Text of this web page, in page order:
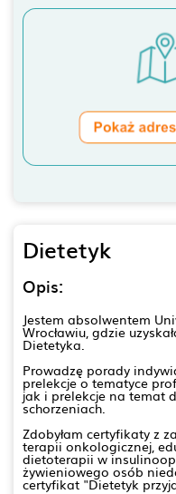
Dietetyk
Opis:
Jestem absolwentem
Wrocławiu, gdzie
Dietetyka.
Prowadzę porady
prelekcje o tematyce
jak i prelekcje na temat
schorzeniach.
Zdobyłam certyfikaty z
terapii onkologicznej,
dietoterapii w
żywieniowego osób
certyfikat "Dietetyk